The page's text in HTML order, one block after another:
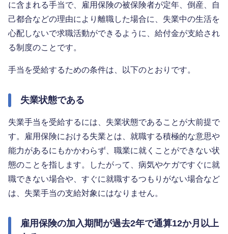
に含まれる手当で、雇用保険の被保険者が定年、倒産、自
己都合などの理由により離職した場合に、失業中の生活を
心配しないで求職活動ができるように、給付金が支給され
る制度のことです。
手当を受給するための条件は、以下のとおりです。
失業状態である
失業手当を受給するには、失業状態であることが大前提で
す。雇用保険における失業とは、就職する積極的な意思や
能力があるにもかかわらず、職業に就くことができない状
態のことを指します。したがって、病気やケガですぐに就
職できない場合や、すぐに就職するつもりがない場合など
は、失業手当の支給対象にはなりません。
雇用保険の加入期間が過去2年で通算12か月以上